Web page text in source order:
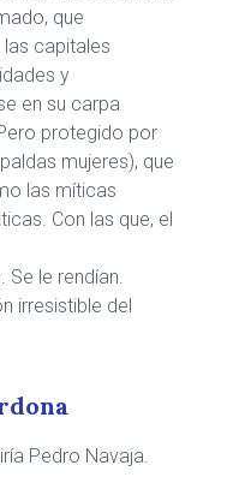
que
capitales
y
en su carpa
protegido por
mujeres), que
las míticas
Con las que, el
le rendían.
irresistible del
Pedro Navaja.